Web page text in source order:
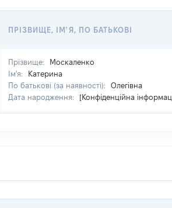
ПРІЗВИЩЕ, ІМ'Я, ПО БАТЬКОВІ
Прізвище:
Москаленко
Ім'я:
Катерина
По батькові (за наявності):
Олегівна
Дата народження:
[Конфіденційна